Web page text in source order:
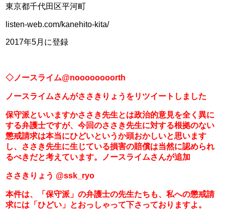
東京都千代田区平河町
listen-web.com/kanehito-kita/
2017年5月に登録
◇ノースライム@noooooooorth
ノースライムさんがささきりょうをリツイートしました
保守派といいますかささき先生とは政治的意見を全く異に
する弁護士ですが、今回のささき先生に対する根拠のない
懲戒請求は本当にひどいというか頭おかしいと思います
し、ささき先生に生じている損害の賠償は当然に認められ
るべきだと考えています。ノースライムさんが追加
ささきりょう @ssk_ryo
本件は、「保守派」の弁護士の先生たちも、私への懲戒請
求には「ひどい」とおっしゃって下さっておりますよ。